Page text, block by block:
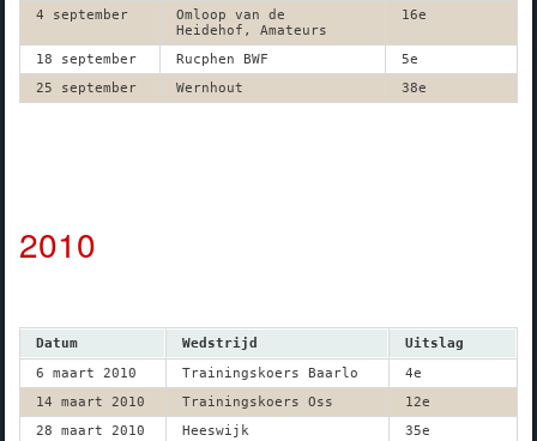
4 september
Omloop van de
Heidehof, Amateurs
16e
18 september Rucphen BWF
5e
25 september
Wernhout 38e
2010
Datum Wedstrijd
Uitslag
6 maart 2010
Trainingskoers Baarlo
4e
14 maart 2010
Trainingskoers Oss
12e
28 maart 2010
Heeswijk
35e